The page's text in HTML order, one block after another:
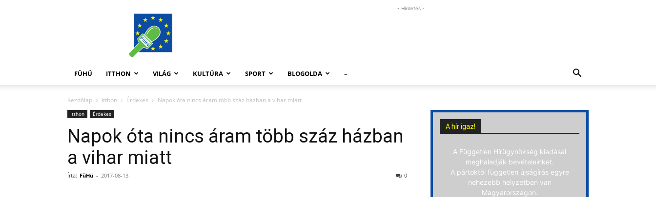
FüHü
- Hirdetés -
FÜHÜ ITTHON VILÁG KULTÚRA SPORT BLOGOLDA –
Kezdőlap Itthon Érdekes Napok óta nincs áram több száz házban a vihar miatt
Itthon Érdekes
Napok óta nincs áram több száz házban
a vihar miatt
Írta: FüHü - 2017-08-13 0
A hír igaz!
A Független Hírügynökség kiadásai
meghaladják bevételeinket.
A pártoktól független újságírás egyre
nehezebb helyzetben van
Magyarországon.